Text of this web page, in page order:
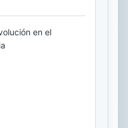
en el